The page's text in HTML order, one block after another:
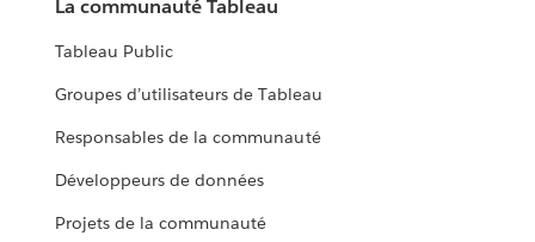
La communauté Tableau
Tableau Public
Groupes d’utilisateurs de Tableau
Responsables de la communauté
Développeurs de données
Projets de la communauté